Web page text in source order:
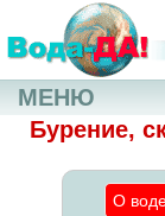
Бурение,
О
МЕНЮ